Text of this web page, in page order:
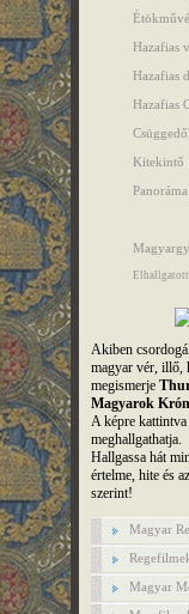
Hazafias
Hazafias
Hazafias
Kitekintő
Panoráma
Elhallgatott
Akiben
magyar vér, illő,
megismerje
Magyarok
A képre kattintva
meghallgathatja.
Hallgassa hát
értelme, hite és
szerint!
Magyar
Magyar